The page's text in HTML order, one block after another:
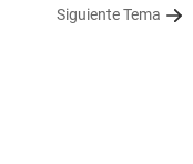
Siguiente Tema